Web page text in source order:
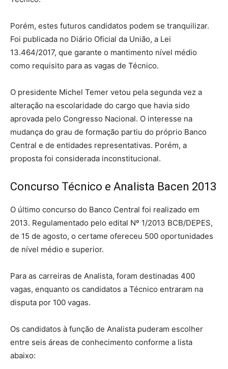
Porém, estes futuros candidatos podem se tranquilizar.
Foi publicada no Diário Oficial da União, a Lei
13.464/2017, que garante o mantimento nível médio
como requisito para as vagas de Técnico.
O presidente Michel Temer vetou pela segunda vez a
alteração na escolaridade do cargo que havia sido
aprovada pelo Congresso Nacional. O interesse na
mudança do grau de formação partiu do próprio Banco
Central e de entidades representativas. Porém, a
proposta foi considerada inconstitucional.
Concurso Técnico e Analista Bacen 2013
O último concurso do Banco Central foi realizado em
2013. Regulamentado pelo edital Nº 1/2013 BCB/DEPES,
de 15 de agosto, o certame ofereceu 500 oportunidades
de nível médio e superior.
Para as carreiras de Analista, foram destinadas 400
vagas, enquanto os candidatos a Técnico entraram na
disputa por 100 vagas.
Os candidatos à função de Analista puderam escolher
entre seis áreas de conhecimento conforme a lista
abaixo: